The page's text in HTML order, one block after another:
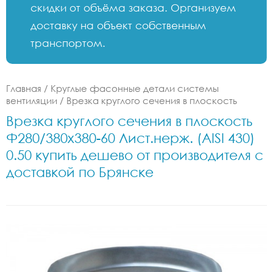
скидки от объёма заказа. Организуем
доставку на объект собственным
транспортом.
Главная / Круглые фасонные детали системы
вентиляции / Врезка круглого сечения в плоскость
Врезка круглого сечения в плоскость
Ф280/380x380-60 Лист.нерж. (AISI 430)
0.50 купить дешево от производителя с
доставкой по Брянске